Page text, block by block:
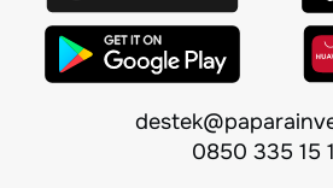
0850 335 15